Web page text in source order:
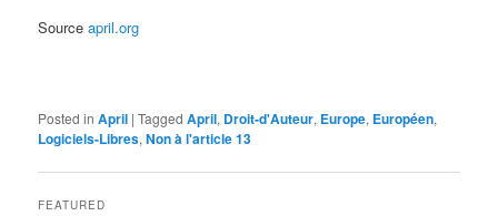
Sourceapril.org
Posted in April |Tagged April, Droit-d'Auteur, Europe, Européen,
Logiciels-Libres,Non à l'article 13
FEATURED